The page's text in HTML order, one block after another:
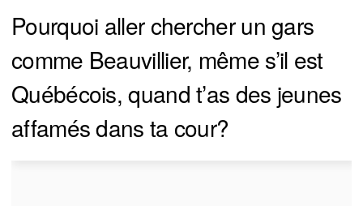
Pourquoi aller chercher un gars
comme Beauvillier, même s’il est
Québécois, quand t’as des jeunes
affamés dans ta cour?